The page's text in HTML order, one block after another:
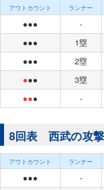
アウトカウント ランナー
●●● -
●●●
1塁
●●●
2塁
●●● 3塁
●●● -
8回表 西武の攻撃
アウトカウント ランナー
●●● -